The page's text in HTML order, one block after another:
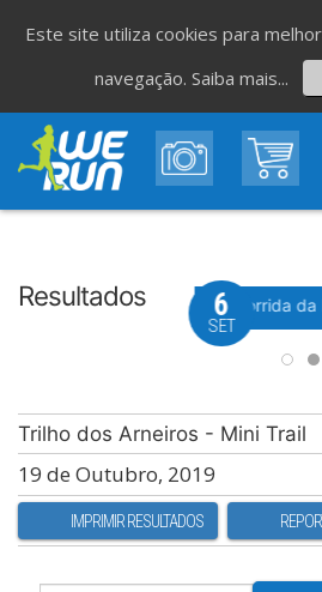
Resultados
de São Romão 37ª Corrida
6
SET
Trilho dos Arneiros - Mini Trail
19 de Outubro, 2019
IMPRIMIR RESULTADOS
Este site utiliza cookies para
navegação. Saiba mais...